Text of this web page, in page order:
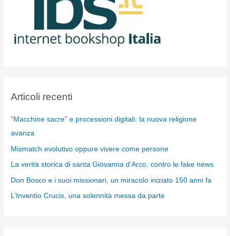
Articoli recenti
“Macchine sacre” e processioni digitali: la nuova religione
avanza
Mismatch evolutivo oppure vivere come persone
La verità storica di santa Giovanna d’Arco, contro le fake news
Don Bosco e i suoi missionari, un miracolo iniziato 150 anni fa
L’Inventio Crucis, una solennità messa da parte